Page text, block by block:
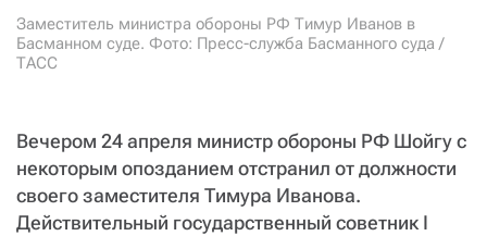
Заместитель министра обороны РФ Тимур Иванов в
Басманном суде. Фото: Пресс-служба Басманного суда /
ТАСС
Вечером 24 апреля министр обороны РФ Шойгу с
некоторым опозданием отстранил от должности
своего заместителя Тимура Иванова.
Действительный государственный советник I